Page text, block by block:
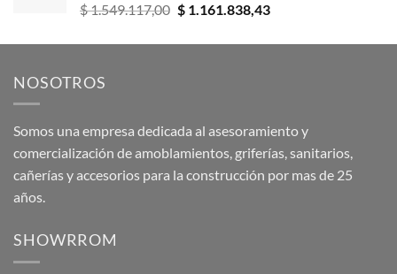
$1.549.117,00 El
original
$1.161.838,43El
actual
NOSOTROS
Somos una empresa dedicada al asesoramiento y
comercialización de amoblamientos, griferías, sanitarios,
cañerías y accesorios para la construcción por mas de 25
años.
SHOWRROM